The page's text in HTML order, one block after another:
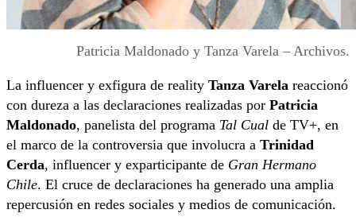
Patricia Maldonado y Tanza Varela – Archivos.
La influencer y exfigura de reality Tanza Varela reaccionó
con dureza a las declaraciones realizadas por Patricia
Maldonado, panelista del programa Tal Cual de TV+, en
el marco de la controversia que involucra a Trinidad
Cerda, influencer y exparticipante de Gran Hermano
Chile. El cruce de declaraciones ha generado una amplia
repercusión en redes sociales y medios de comunicación.